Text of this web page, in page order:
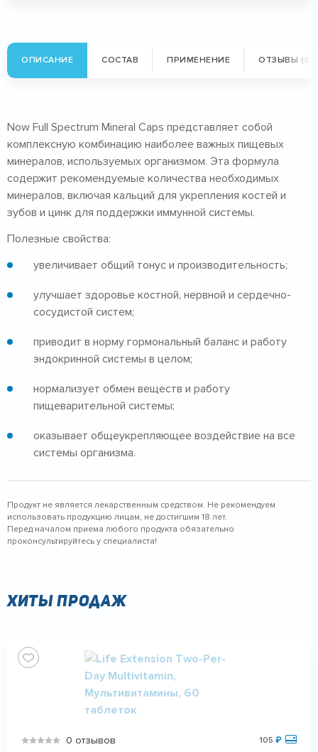
ОПИСАНИЕ СОСТАВ ПРИМЕНЕНИЕ ОТЗЫВЫ (0)
Now Full Spectrum Mineral Caps представляет собой
комплексную комбинацию наиболее важных пищевых
минералов, используемых организмом. Эта формула
содержит рекомендуемые количества необходимых
минералов, включая кальций для укрепления костей и
зубов и цинк для поддержки иммунной системы.
Полезные свойства:
увеличивает общий тонус и производительность;
улучшает здоровье костной, нервной и сердечно-
сосудистой систем;
приводит в норму гормональный баланс и работу
эндокринной системы в целом;
нормализует обмен веществ и работу
пищеварительной системы;
оказывает общеукрепляющее воздействие на все
системы организма.
Продукт не является лекарственным средством. Не рекомендуем
использовать продукцию лицам, не достигшим 18 лет.
Перед началом приема любого продукта обязательно
проконсультируйтесь у специалиста!
Хиты продаж
0 отзывов 105 ₽